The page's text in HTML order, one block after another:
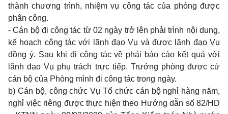
thành chương trình, nhiệm vụ công tác của phòng được
phân công.
- Cán bộ đi công tác từ 02 ngày trở lên phải trình nội dung,
kế hoạch công tác với lãnh đạo Vụ và được lãnh đạo Vụ
đồng ý. Sau khi đi công tác về phải báo cáo kết quả với
lãnh đạo Vụ phụ trách trực tiếp. Trưởng phòng được cử
cán bộ của Phòng mình đi công tác trong ngày.
b) Cán bộ, công chức Vụ Tổ chức cán bộ nghỉ hàng năm,
nghỉ việc riêng được thực hiện theo Hướng dẫn số 82/HD